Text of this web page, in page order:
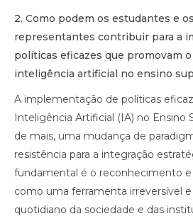
2.⁠ ⁠Como podem os estudantes e
representantes contribuir para a
políticas eficazes que promovam
inteligência artificial no ensino
A implementação de políticas
Inteligência Artificial (IA) no Ensino
de mais, uma mudança de
resistência para a integração
fundamental é o reconhecimento e
como uma ferramenta irreversível
quotidiano da sociedade e das